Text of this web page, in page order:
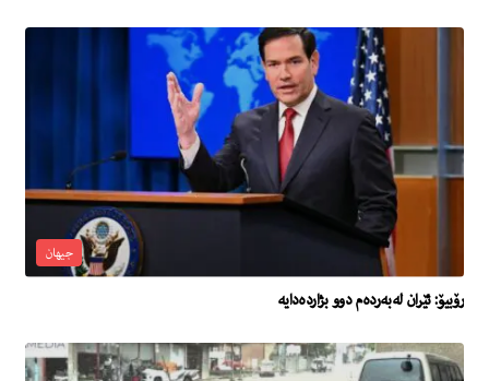
جیهان
رۆبیۆ: ئێران لەبەردەم دوو بژاردەدایە